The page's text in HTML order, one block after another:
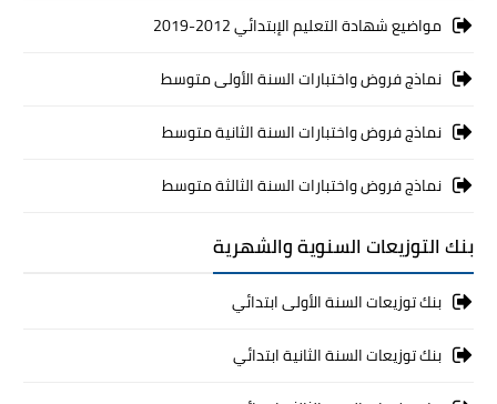
مواضيع شهادة التعليم الإبتدائي 2012-2019
نماذج فروض واختبارات السنة الأولى متوسط
نماذج فروض واختبارات السنة الثانية متوسط
نماذج فروض واختبارات السنة الثالثة متوسط
بنك التوزيعات السنوية والشهرية
بنك توزيعات السنة الأولى ابتدائي
بنك توزيعات السنة الثانية ابتدائي